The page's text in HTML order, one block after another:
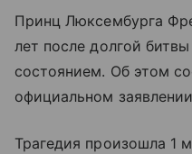
Принц Люксембурга
лет после долгой
состоянием. Об этом
официальном
Трагедия произошла 1